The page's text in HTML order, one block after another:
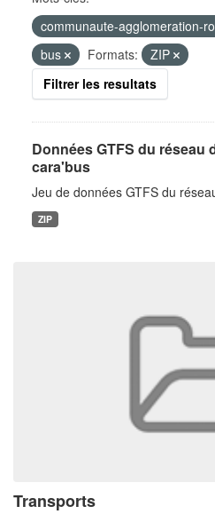
Transports
communaute-agglomeration-
bus
Formats:
ZIP
Filtrer les resultats
Données GTFS du réseau
cara'bus
Jeu de données GTFS du
ZIP